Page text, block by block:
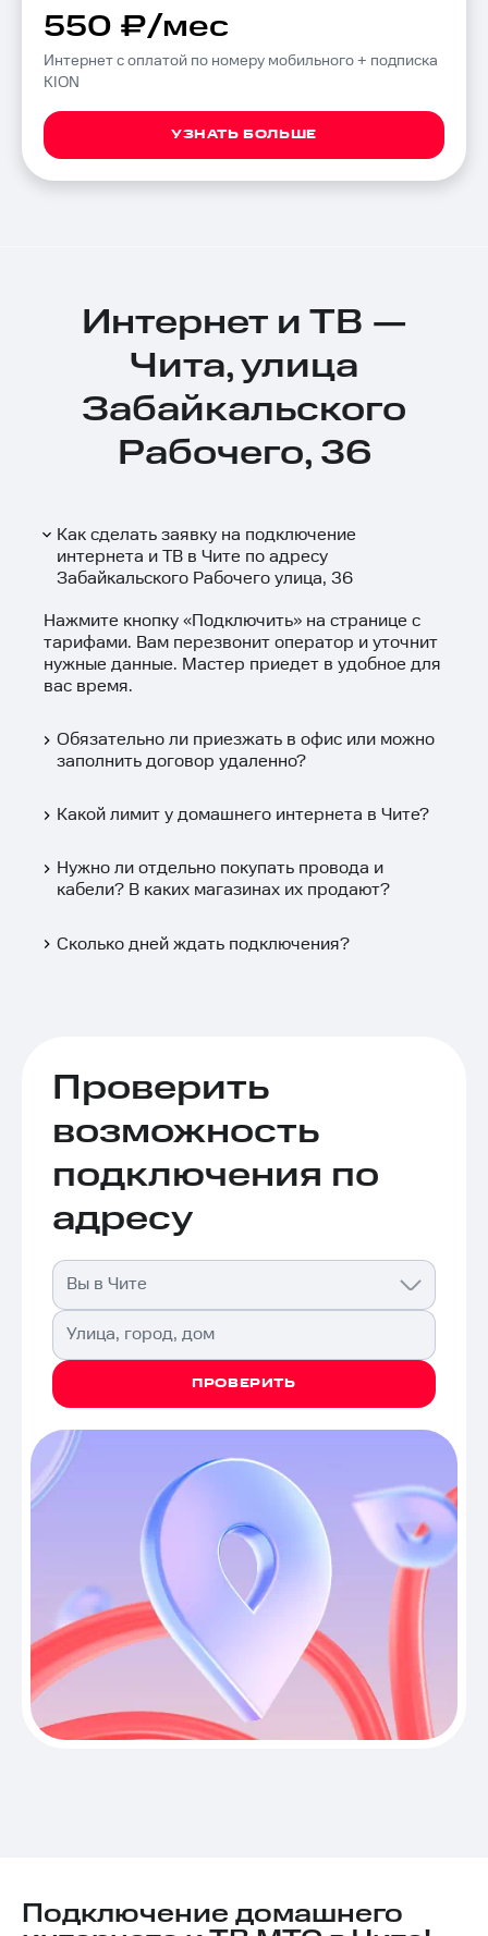
550 ₽/мес
Интернет с оплатой по номеру мобильного + подписка
KION
УЗНАТЬ БОЛЬШЕ
Интернет и ТВ —
Чита, улица
Забайкальского
Рабочего, 36
Как сделать заявку на подключение
интернета и ТВ в Чите по адресу
Забайкальского Рабочего улица, 36
Нажмите кнопку «Подключить» на странице с
тарифами. Вам перезвонит оператор и уточнит
нужные данные. Мастер приедет в удобное для
вас время.
Обязательно ли приезжать в офис или можно
заполнить договор удаленно?
Какой лимит у домашнего интернета в Чите?
Нужно ли отдельно покупать провода и
кабели? В каких магазинах их продают?
Сколько дней ждать подключения?
Проверить
возможность
подключения по
адресу
Вы в Чите
Улица, город, дом
ПРОВЕРИТЬ
Подключение домашнего